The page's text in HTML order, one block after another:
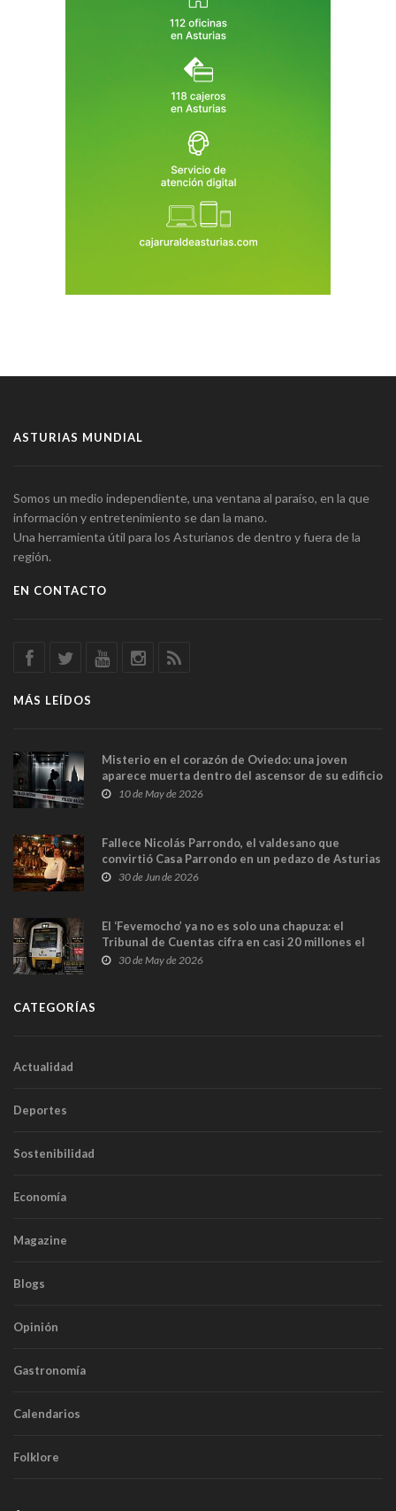
ASTURIAS MUNDIAL
Somos un medio independiente, una ventana al paraíso, en la que
información y entretenimiento se dan la mano.
Una herramienta útil para los Asturianos de dentro y fuera de la
región.
EN CONTACTO
MÁS LEÍDOS
Misterio en el corazón de Oviedo: una joven
aparece muerta dentro del ascensor de su edificio
y las cámaras captan sus últimos minutos
10 de May de 2026
Fallece Nicolás Parrondo, el valdesano que
convirtió Casa Parrondo en un pedazo de Asturias
en Madrid
30 de Jun de 2026
El ‘Fevemocho’ ya no es solo una chapuza: el
Tribunal de Cuentas cifra en casi 20 millones el
sobrecoste de los trenes que no cabían por los
30 de May de 2026
CATEGORÍAS
Actualidad
Deportes
Sostenibilidad
Economía
Magazine
Blogs
Opinión
Gastronomía
Calendarios
Folklore